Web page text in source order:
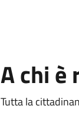
A chi è
Tutta la